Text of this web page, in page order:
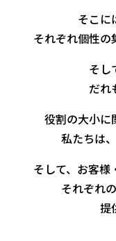
そこに
それぞれ個性の
そし
だれ
役割の大小に
私たちは
そして、お客様
それぞれ
提